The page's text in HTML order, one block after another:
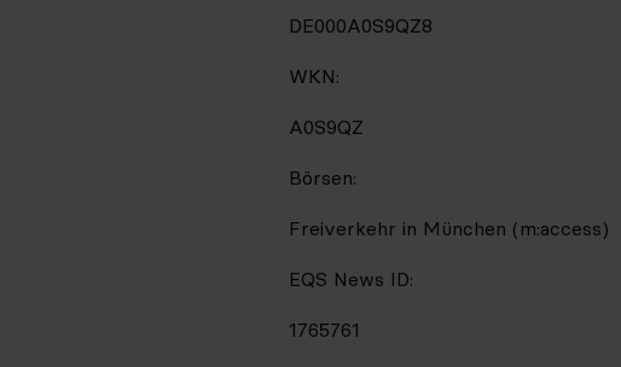
DE000A0S9QZ8
WKN:
A0S9QZ
Börsen:
Freiverkehr in München (m:access)
EQS News ID:
1765761